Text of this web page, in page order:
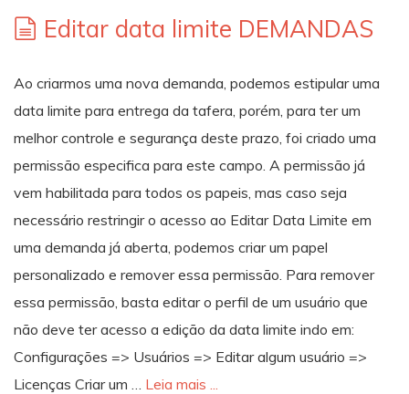
Editar data limite DEMANDAS
Ao criarmos uma nova demanda, podemos estipular uma
data limite para entrega da tafera, porém, para ter um
melhor controle e segurança deste prazo, foi criado uma
permissão especifica para este campo. A permissão já
vem habilitada para todos os papeis, mas caso seja
necessário restringir o acesso ao Editar Data Limite em
uma demanda já aberta, podemos criar um papel
personalizado e remover essa permissão. Para remover
essa permissão, basta editar o perfil de um usuário que
não deve ter acesso a edição da data limite indo em:
Configurações => Usuários => Editar algum usuário =>
Licenças Criar um … Leia mais ...